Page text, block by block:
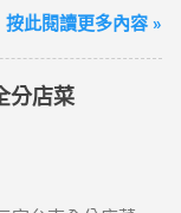
耳其 熱門地區通
利 ✈️ 180天彈性開
享受出國網路自
適用機型： ※
買熱壓吐司
小編推
按此閱讀更多內容 »
分店菜